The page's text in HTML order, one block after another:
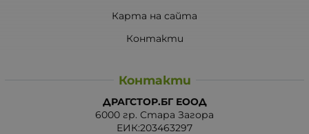
Карта на сайта
Контакти
Контакти
ДРАГСТОР.БГ ЕООД
6000 гр. Стара Загора
ЕИК:203463297